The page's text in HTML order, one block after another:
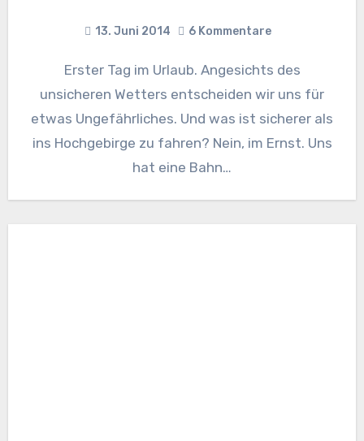
13. Juni 2014 6 Kommentare
Erster Tag im Urlaub. Angesichts des
unsicheren Wetters entscheiden wir uns für
etwas Ungefährliches. Und was ist sicherer als
ins Hochgebirge zu fahren? Nein, im Ernst. Uns
hat eine Bahn…